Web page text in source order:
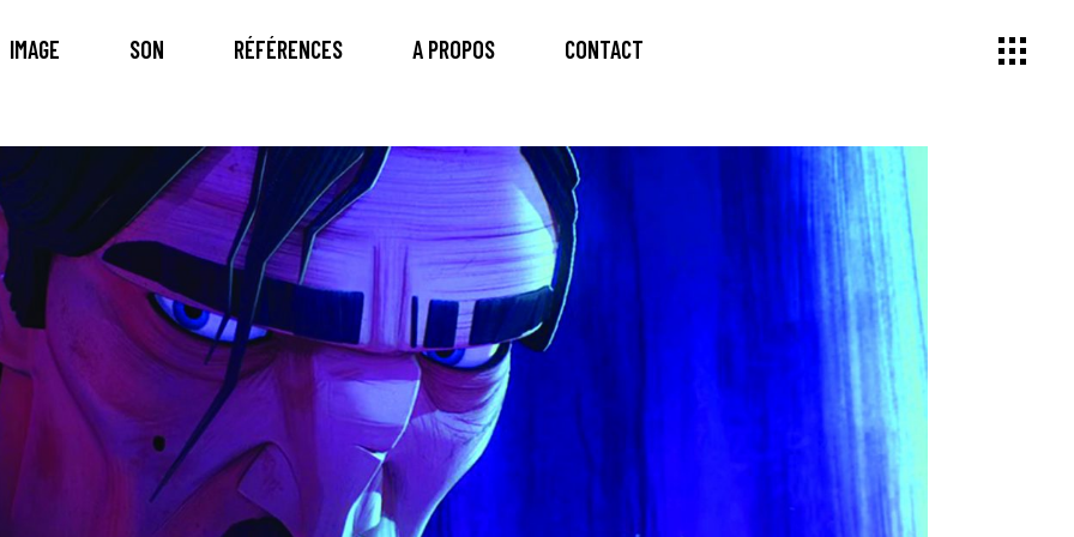
IMAGE SON RÉFÉRENCES A PROPOS CONTACT